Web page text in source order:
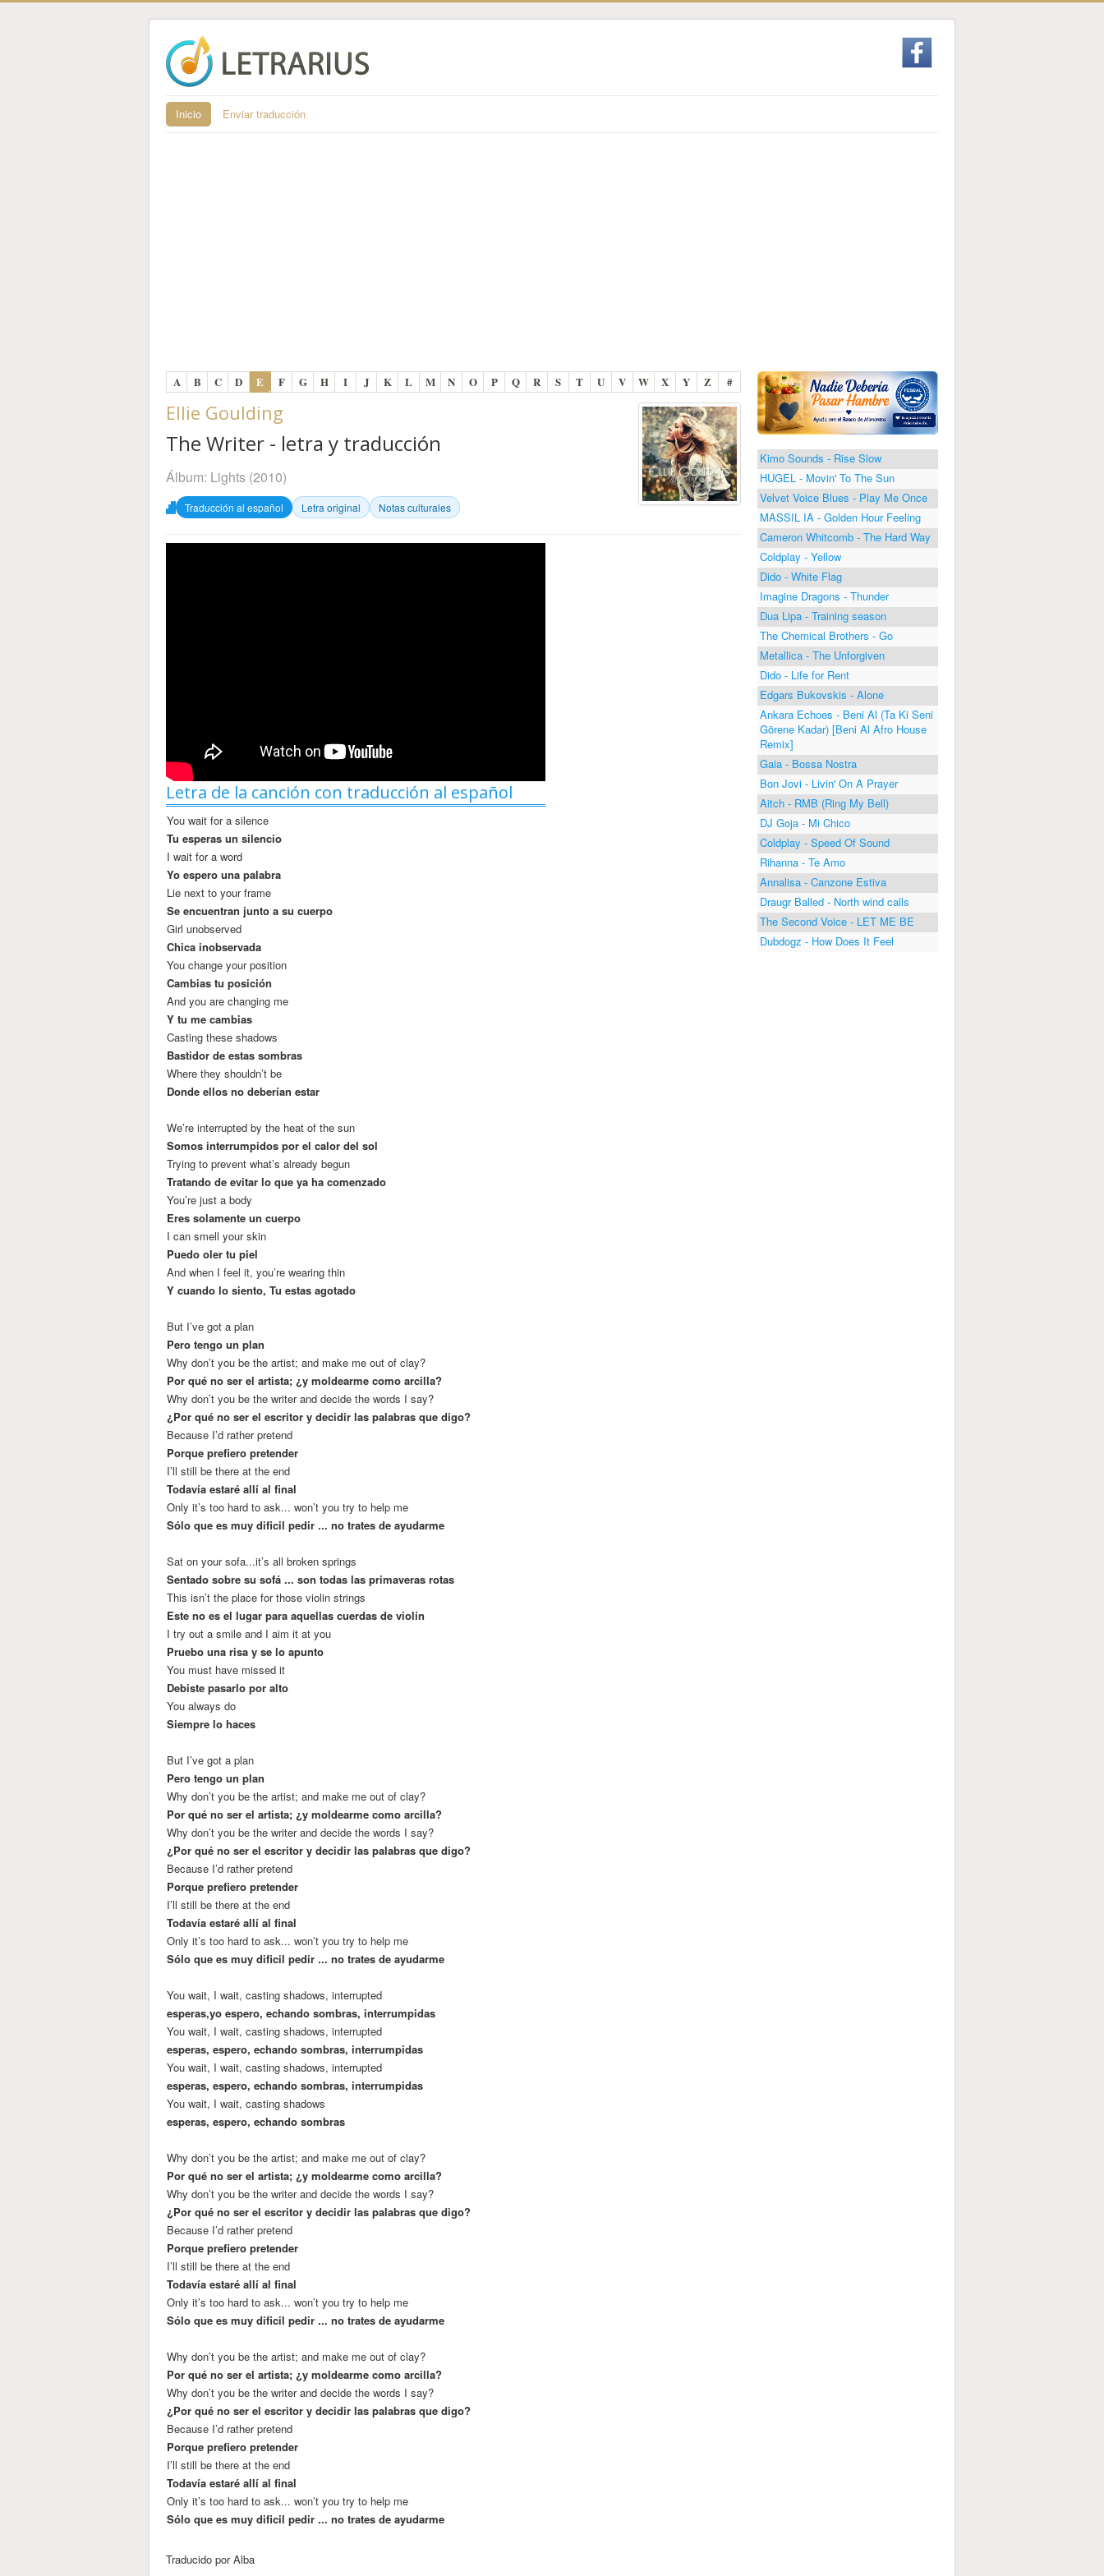
Inicio Enviar traducción
A B C D E F G H I J K L M N O P Q R S T U V W X Y Z #
Ellie Goulding
The Writer - letra y traducción
Álbum: Lights (2010)
Traducción al español Letra original Notas culturales
Letra de la canción con traducción al español
You wait for a silence
Tu esperas un silencio
I wait for a word
Yo espero una palabra
Lie next to your frame
Se encuentran junto a su cuerpo
Girl unobserved
Chica inobservada
You change your position
Cambias tu posición
And you are changing me
Y tu me cambias
Casting these shadows
Bastidor de estas sombras
Where they shouldn’t be
Donde ellos no deberían estar
We’re interrupted by the heat of the sun
Somos interrumpidos por el calor del sol
Trying to prevent what’s already begun
Tratando de evitar lo que ya ha comenzado
You’re just a body
Eres solamente un cuerpo
I can smell your skin
Puedo oler tu piel
And when I feel it, you’re wearing thin
Y cuando lo siento, Tu estas agotado
But I’ve got a plan
Pero tengo un plan
Why don’t you be the artist; and make me out of clay?
Por qué no ser el artista; ¿y moldearme como arcilla?
Why don’t you be the writer and decide the words I say?
¿Por qué no ser el escritor y decidir las palabras que digo?
Because I’d rather pretend
Porque prefiero pretender
I’ll still be there at the end
Todavía estaré allí al final
Only it’s too hard to ask... won’t you try to help me
Sólo que es muy dificil pedir ... no trates de ayudarme
Sat on your sofa...it’s all broken springs
Sentado sobre su sofá ... son todas las primaveras rotas
This isn’t the place for those violin strings
Este no es el lugar para aquellas cuerdas de violín
I try out a smile and I aim it at you
Pruebo una risa y se lo apunto
You must have missed it
Debiste pasarlo por alto
You always do
Siempre lo haces
But I’ve got a plan
Pero tengo un plan
Why don’t you be the artist; and make me out of clay?
Por qué no ser el artista; ¿y moldearme como arcilla?
Why don’t you be the writer and decide the words I say?
¿Por qué no ser el escritor y decidir las palabras que digo?
Because I’d rather pretend
Porque prefiero pretender
I’ll still be there at the end
Todavía estaré allí al final
Only it’s too hard to ask... won’t you try to help me
Sólo que es muy dificil pedir ... no trates de ayudarme
You wait, I wait, casting shadows, interrupted
esperas,yo espero, echando sombras, interrumpidas
You wait, I wait, casting shadows, interrupted
esperas, espero, echando sombras, interrumpidas
You wait, I wait, casting shadows, interrupted
esperas, espero, echando sombras, interrumpidas
You wait, I wait, casting shadows
esperas, espero, echando sombras
Why don’t you be the artist; and make me out of clay?
Por qué no ser el artista; ¿y moldearme como arcilla?
Why don’t you be the writer and decide the words I say?
¿Por qué no ser el escritor y decidir las palabras que digo?
Because I’d rather pretend
Porque prefiero pretender
I’ll still be there at the end
Todavía estaré allí al final
Only it’s too hard to ask... won’t you try to help me
Sólo que es muy dificil pedir ... no trates de ayudarme
Why don’t you be the artist; and make me out of clay?
Por qué no ser el artista; ¿y moldearme como arcilla?
Why don’t you be the writer and decide the words I say?
¿Por qué no ser el escritor y decidir las palabras que digo?
Because I’d rather pretend
Porque prefiero pretender
I’ll still be there at the end
Todavía estaré allí al final
Only it’s too hard to ask... won’t you try to help me
Sólo que es muy dificil pedir ... no trates de ayudarme
Traducido por Alba
Kimo Sounds - Rise Slow
HUGEL - Movin' To The Sun
Velvet Voice Blues - Play Me Once
MASSIL IA - Golden Hour Feeling
Cameron Whitcomb - The Hard Way
Coldplay - Yellow
Dido - White Flag
Imagine Dragons - Thunder
Dua Lipa - Training season
The Chemical Brothers - Go
Metallica - The Unforgiven
Dido - Life for Rent
Edgars Bukovskis - Alone
Ankara Echoes - Beni Al (Ta Ki Seni
Görene Kadar) [Beni Al Afro House
Remix]
Gaia - Bossa Nostra
Bon Jovi - Livin' On A Prayer
Aitch - RMB (Ring My Bell)
DJ Goja - Mi Chico
Coldplay - Speed Of Sound
Rihanna - Te Amo
Annalisa - Canzone Estiva
Draugr Balled - North wind calls
The Second Voice - LET ME BE
Dubdogz - How Does It Feel